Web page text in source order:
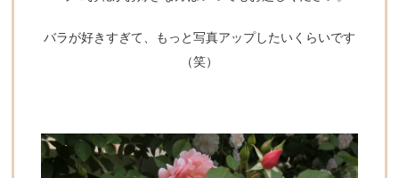
バラが好きすぎて、もっと写真アップしたいくらいです
（笑）